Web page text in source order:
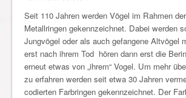
Seit 110 Jahren werden Vögel im Rahmen
Metallringen gekennzeichnet. Dabei werden
Jungvögel oder als auch gefangene Altvögel
erst nach ihrem Tod hören dann erst die
erneut etwas von „ihrem“ Vogel. Um mehr
zu erfahren werden seit etwa 30 Jahren
codierten Farbringen gekennzeichnet. Der